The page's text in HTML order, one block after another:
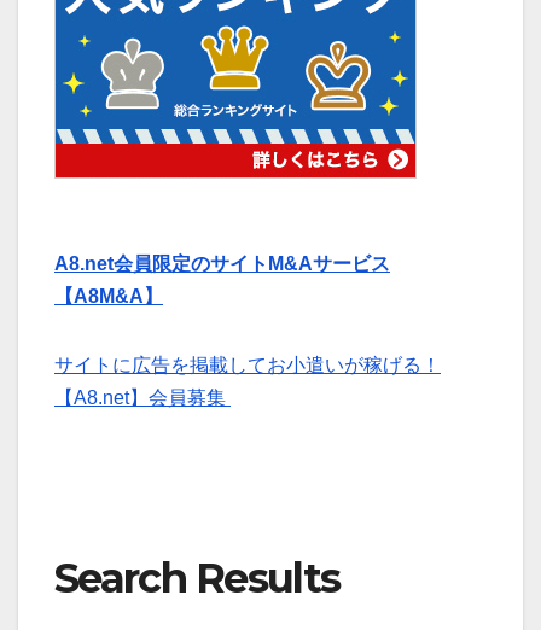
A8.net会員限定のサイトM&Aサービス
【A8M&A】
サイトに広告を掲載してお小遣いが稼げる！
【A8.net】会員募集
Search Results